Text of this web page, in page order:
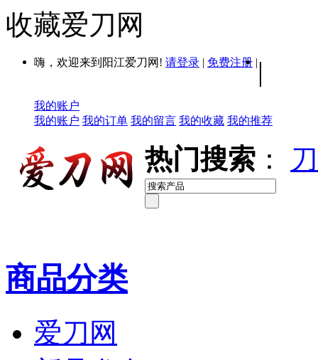
收藏爱刀网
嗨，欢迎来到阳江爱刀网! 请登录 | 免费注册 | |
我的账户
我的账户 我的订单 我的留言 我的收藏 我的推荐
热门搜索 ：
商品分类
爱刀网